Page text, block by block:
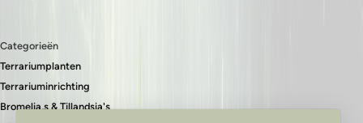
Categorieën
Terrariumplanten
Terrariuminrichting
Bromelia,s & Tillandsia's